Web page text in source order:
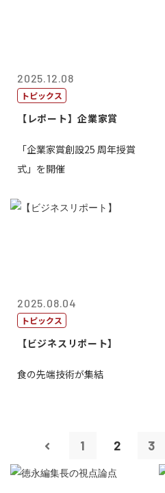
2025.12.08
トピックス
【レポート】企業家賞
「企業家賞創設25 周年授賞
式」を開催
2025.08.04
トピックス
【ビジネスリポート】
食の先端技術が集結
1 2 3